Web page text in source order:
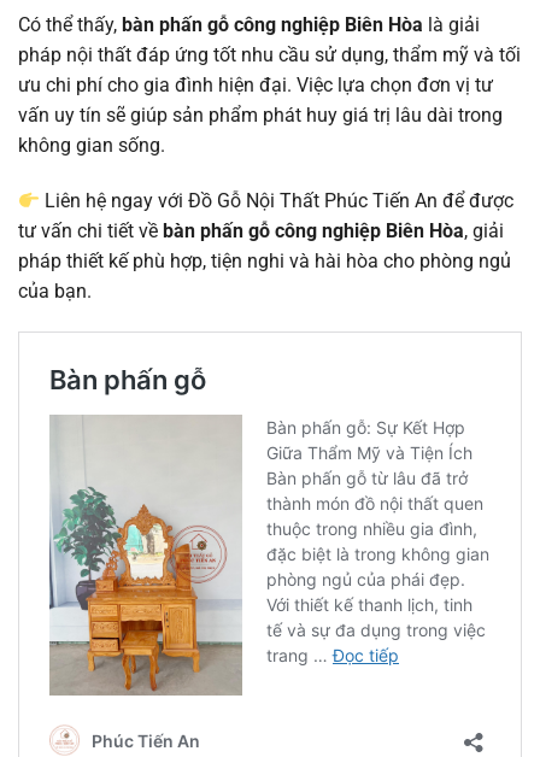
Có thể thấy, bàn phấn gỗ công nghiệp Biên Hòa là giải
pháp nội thất đáp ứng tốt nhu cầu sử dụng, thẩm mỹ và tối
ưu chi phí cho gia đình hiện đại. Việc lựa chọn đơn vị tư
vấn uy tín sẽ giúp sản phẩm phát huy giá trị lâu dài trong
không gian sống.
Liên hệ ngay với Đồ Gỗ Nội Thất Phúc Tiến An để được
tư vấn chi tiết về bàn phấn gỗ công nghiệp Biên Hòa, giải
pháp thiết kế phù hợp, tiện nghi và hài hòa cho phòng ngủ
của bạn.